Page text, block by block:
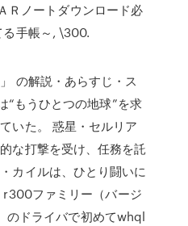
Ｒノートダウンロード必
る手帳～, \300.
の解説・あらすじ・ス
“もうひとつの地球”を求
いた。 惑星・セルリア
な打撃を受け、任務を託
カイルは、ひとり闘いに
ファミリー（バージ
のドライバで初めてwhql